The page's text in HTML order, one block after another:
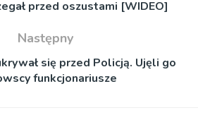
przed oszustami [WIDEO]
Następny
się przed Policją. Ujęli go
funkcjonariusze